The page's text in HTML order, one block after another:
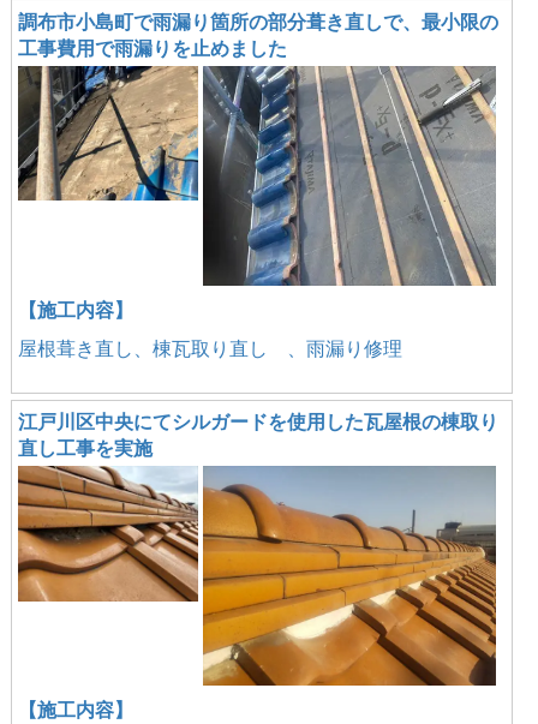
調布市小島町で雨漏り箇所の部分葺き直しで、最小限の
工事費用で雨漏りを止めました
【施工内容】
屋根葺き直し、棟瓦取り直し 、雨漏り修理
江戸川区中央にてシルガードを使用した瓦屋根の棟取り
直し工事を実施
【施工内容】